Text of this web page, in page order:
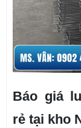
Báo giá
rẻ tại kho